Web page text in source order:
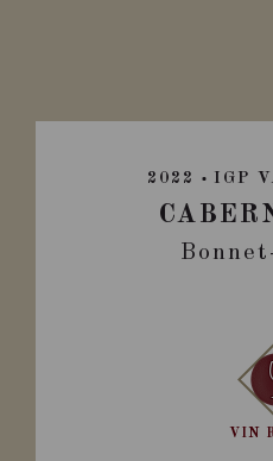
2022 IGP
VIN